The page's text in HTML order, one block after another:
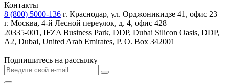
Контакты
8 (800) 5000-136 г. Краснодар, ул. Орджоникидзе 41, офис 23
г. Москва, 4-й Лесной переулок, д. 4, офис 428
20335-001, IFZA Business Park, DDP, Dubai Silicon Oasis, DDP,
A2, Dubai, United Arab Emirates, P. O. Box 342001
Подпишитесь на рассылку